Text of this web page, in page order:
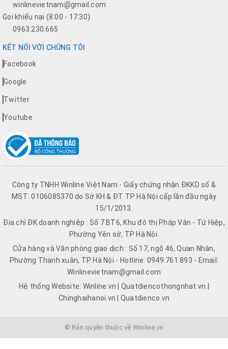
winlinevietnam@gmail.com
Gọi khiếu nại (8:00 - 17:30)
0963.230.665
KẾT NỐI VỚI CHÚNG TÔI
Facebook
Google
Twitter
Youtube
Công ty TNHH Winline Việt Nam - Giấy chứng nhận ĐKKD số &
MST: 0106085370 do Sở KH & ĐT TP Hà Nội cấp lần đầu ngày
15/1/2013.
Địa chỉ ĐK doanh nghiệp : Số 7 BT6, Khu đô thị Pháp Vân - Tứ Hiệp,
Phường Yên sở, TP Hà Nội.
Cửa hàng và Văn phòng giao dịch : Số 17, ngõ 46, Quan Nhân,
Phường Thanh xuân, TP Hà Nội - Hotline: 0949.761.893 - Email:
Winlinevietnam@gmail.com
Hệ thống Website: Winline.vn | Quatdiencothongnhat.vn |
Chinghaihanoi.vn | Quatdienco.vn
© Bản quyền thuộc về Winline.vn